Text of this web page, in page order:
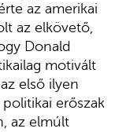
az amerikai
az elkövető,
Donald
motivált
első ilyen
erőszak
az elmúlt